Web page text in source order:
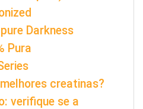
Darkness
Pura
creatinas?
verifique se a